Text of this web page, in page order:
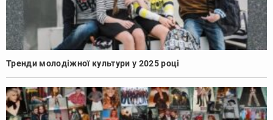
Тренди молодіжної культури у 2025 році